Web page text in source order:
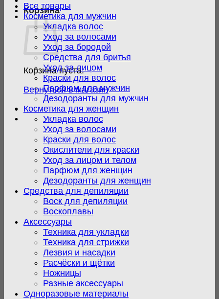
Корзина
Корзина пуста.
Вернуться в магазин
Все товары
Косметика для мужчин
Укладка волос
Уход за волосами
Уход за бородой
Средства для бритья
Уход за лицом
Краски для волос
Парфюм для мужчин
Дезодоранты для мужчин
Косметика для женщин
Укладка волос
Уход за волосами
Краски для волос
Окислители для краски
Уход за лицом и телом
Парфюм для женщин
Дезодоранты для женщин
Средства для депиляции
Воск для депиляции
Воскоплавы
Аксессуары
Техника для укладки
Техника для стрижки
Лезвия и насадки
Расчёски и щётки
Ножницы
Разные аксессуары
Одноразовые материалы